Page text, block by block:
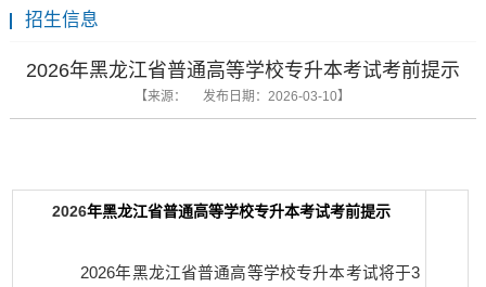
招生信息
2026年黑龙江省普通高等学校专升本考试考前提示
【来源： 发布日期：2026-03-10】
2026年黑龙江省普通高等学校专升本考试考前提示
2026年黑龙江省普通高等学校专升本考试将于3